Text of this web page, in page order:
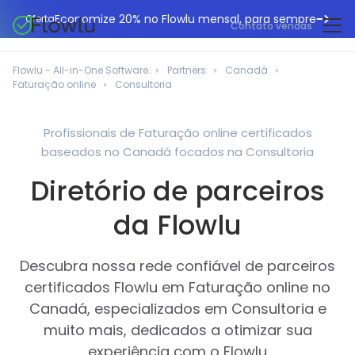
OfertaEconomize 20% no Flowlu mensal, para sempre
Contato vendas
Gestão de projetos
Faturação online
Ferramentas de colaboração
Gestão financeira
Projetos ágeis
Base de conhecimento
Agências de marketing
Departamentos de TI
Profissionais jurídicos
Instituições educacionais
Empresas de fabrico
Pequenos negócios
Planeadores de eventos
Central de ajuda
Blogue Flowlu
Estudos de caso
Casos de utilização
Ferramentas gratuitas
Português
Flowlu - All-in-One Software Partners
Canadá
Faturação online
Consultoria
Profissionais de Faturação online certificados
baseados no Canadá focados na Consultoria
Diretório de parceiros
da Flowlu
Descubra nossa rede confiável de parceiros
certificados Flowlu em Faturação online no
Canadá, especializados em Consultoria e
muito mais, dedicados a otimizar sua